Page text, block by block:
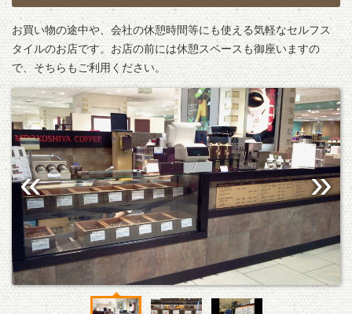
お買い物の途中や、会社の休憩時間等にも使える気軽なセルフス
タイルのお店です。お店の前には休憩スペースも御座いますの
で、そちらもご利用ください。